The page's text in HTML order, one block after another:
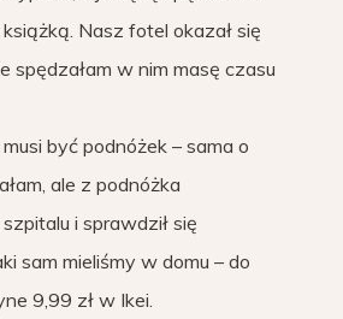
Nasz fotel okazał się
spędzałam w nim masę czasu
być podnóżek – sama o
ale z podnóżka
i sprawdził się
sam mieliśmy w domu – do
9,99 zł w Ikei.